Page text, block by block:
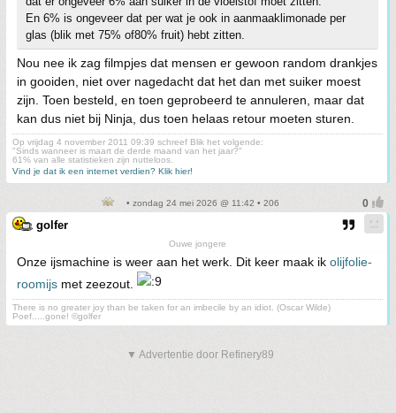
En 6% is ongeveer dat per wat je ook in aanmaaklimonade per
glas (blik met 75% of80% fruit) hebt zitten.
Nou nee ik zag filmpjes dat mensen er gewoon random drankjes
in gooiden, niet over nagedacht dat het dan met suiker moest
zijn. Toen besteld, en toen geprobeerd te annuleren, maar dat
kan dus niet bij Ninja, dus toen helaas retour moeten sturen.
Op vrijdag 4 november 2011 09:39 schreef Blik het volgende:
"Sinds wanneer is maart de derde maand van het jaar?"
61% van alle statistieken zijn nutteloos.
Vind je dat ik een internet verdien? Klik hier!
• zondag 24 mei 2026 @ 11:42 • 206
golfer
Ouwe jongere
Onze ijsmachine is weer aan het werk. Dit keer maak ik olijfolie-
roomijs met zeezout.
There is no greater joy than be taken for an imbecile by an idiot. (Oscar Wilde)
Poef.....gone! ©golfer
▼ Advertentie door Refinery89